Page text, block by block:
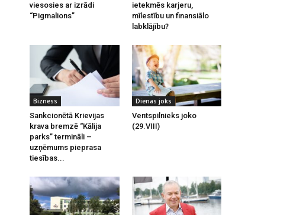
viesosies ar izrādi
“Pigmalions”
ietekmēs karjeru,
mīlestību un finansiālo
labklājību?
Bizness
Sankcionētā Krievijas
krava bremzē “Kālija
parks” termināli –
uzņēmums pieprasa
tiesības...
Dienas joks
Ventspilnieks joko
(29.VIII)